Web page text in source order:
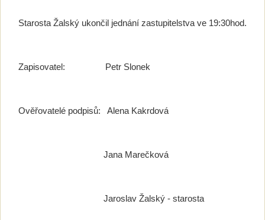
Starosta Žalský ukončil jednání zastupitelstva ve 19:30hod.
Zapisovatel: Petr Slonek
Ověřovatelé podpisů: Alena Kakrdová
Jana Marečková
Jaroslav Žalský - starosta